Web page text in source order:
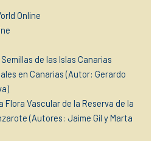
Online
de las Islas Canarias
en Canarias (Autor: Gerardo
Flora Vascular de la Reserva de la
(Autores: Jaime Gil y Marta